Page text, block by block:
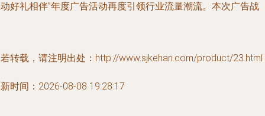
好礼相伴”年度广告活动再度引领行业流量潮流。本次广告战
转载，请注明出处：http://www.sjkehan.com/product/23.html
时间：2026-08-08 19:28:17